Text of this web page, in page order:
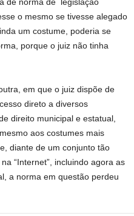
o mesmo se tivesse alegado
um costume, poderia se
porque o juiz não tinha
em que o juiz dispõe de
direto a diversos
direito municipal e estatual,
aos costumes mais
diante de um conjunto tão
“Internet”, incluindo agora as
a norma em questão perdeu